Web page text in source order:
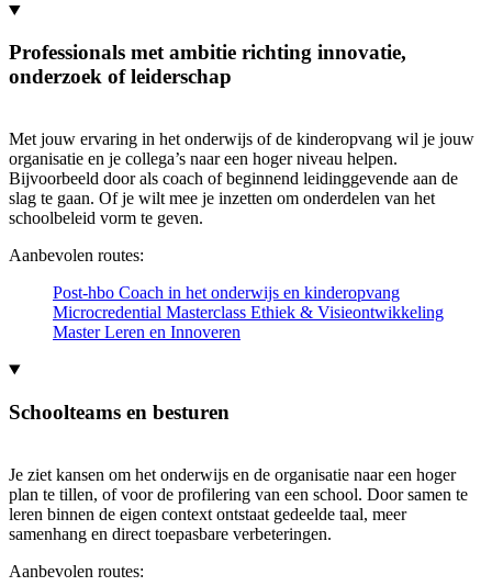
Professionals met ambitie richting innovatie,
onderzoek of leiderschap
Met jouw ervaring in het onderwijs of de kinderopvang wil je jouw
organisatie en je collega’s naar een hoger niveau helpen.
Bijvoorbeeld door als coach of beginnend leidinggevende aan de
slag te gaan. Of je wilt mee je inzetten om onderdelen van het
schoolbeleid vorm te geven.
Aanbevolen routes:
Post-hbo Coach in het onderwijs en kinderopvang
Microcredential Masterclass Ethiek & Visieontwikkeling
Master Leren en Innoveren
Schoolteams en besturen
Je ziet kansen om het onderwijs en de organisatie naar een hoger
plan te tillen, of voor de profilering van een school. Door samen te
leren binnen de eigen context ontstaat gedeelde taal, meer
samenhang en direct toepasbare verbeteringen.
Aanbevolen routes: